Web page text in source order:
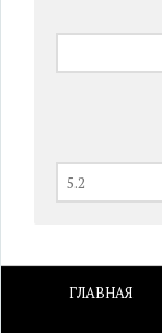
ГЛАВНАЯ